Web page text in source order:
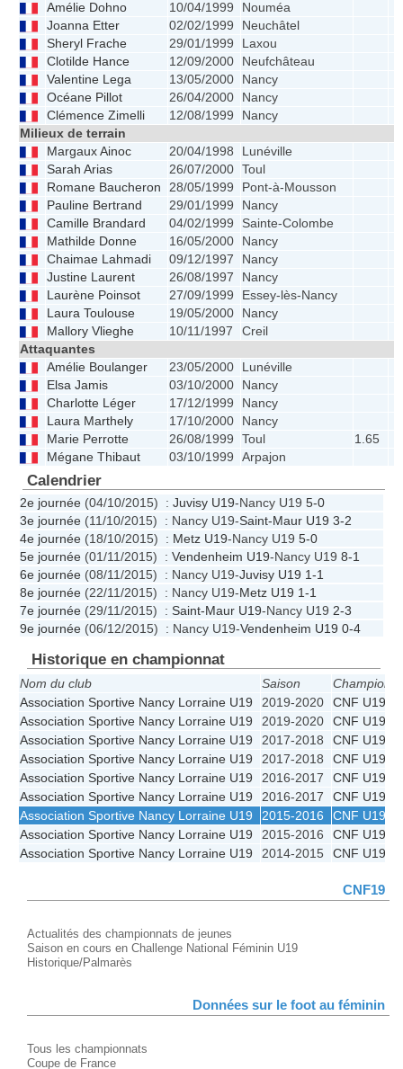
Amélie Dohno
10/04/1999
Nouméa
Joanna Etter
02/02/1999
Neuchâtel
Sheryl Frache
29/01/1999
Laxou
Clotilde Hance
12/09/2000
Neufchâteau
Valentine Lega
13/05/2000
Nancy
Océane Pillot
26/04/2000
Nancy
Clémence Zimelli
12/08/1999
Nancy
Milieux de terrain
Margaux Ainoc
20/04/1998
Lunéville
Sarah Arias
26/07/2000 Toul
Romane Baucheron
28/05/1999
Pont-à-Mousson
Pauline Bertrand
29/01/1999
Nancy
Camille Brandard
04/02/1999
Sainte-Colombe
Mathilde Donne
16/05/2000
Nancy
Chaimae Lahmadi
09/12/1997
Nancy
Justine Laurent
26/08/1997
Nancy
Laurène Poinsot
27/09/1999
Essey-lès-Nancy
Laura Toulouse
19/05/2000
Nancy
Mallory Vlieghe
10/11/1997
Creil
Attaquantes
Amélie Boulanger
23/05/2000
Lunéville
Elsa Jamis
03/10/2000
Nancy
Charlotte Léger
17/12/1999
Nancy
Laura Marthely
17/10/2000
Nancy
Marie Perrotte
26/08/1999 Toul
1.65
Mégane Thibaut
03/10/1999 Arpajon
Calendrier
2e journée (04/10/2015) : Juvisy U19-Nancy U19 5-0
3e journée (11/10/2015) : Nancy U19-Saint-Maur U19 3-2
4e journée (18/10/2015) : Metz U19-Nancy U19 5-0
5e journée (01/11/2015) : Vendenheim U19-Nancy U19 8-1
6e journée (08/11/2015) : Nancy U19-Juvisy U19 1-1
8e journée (22/11/2015) : Nancy U19-Metz U19 1-1
7e journée (29/11/2015) : Saint-Maur U19-Nancy U19 2-3
9e journée (06/12/2015) : Nancy U19-Vendenheim U19 0-4
Historique en championnat
Nom du club Saison
Association Sportive Nancy Lorraine U19
2019-2020
CNF U19
Association Sportive Nancy Lorraine U19
2019-2020
CNF U19
Association Sportive Nancy Lorraine U19
2017-2018
CNF U19 -
Association Sportive Nancy Lorraine U19
2017-2018
CNF U19
Association Sportive Nancy Lorraine U19
2016-2017
CNF U19 -
Association Sportive Nancy Lorraine U19
2016-2017
CNF U19
Association Sportive Nancy Lorraine U19
2015-2016
CNF U19
Association Sportive Nancy Lorraine U19
2015-2016
CNF U19 -
Association Sportive Nancy Lorraine U19
2014-2015 CNF U19
CNF19
Actualités des championnats de jeunes
Saison en cours en Challenge National Féminin U19
Historique/Palmarès
Données sur le foot au féminin
Tous les championnats
Coupe de France